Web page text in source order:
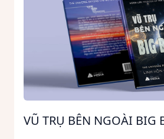
VŨ TRỤ BÊN NGOÀI BIG